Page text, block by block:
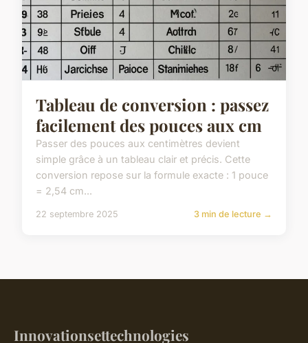
Tableau de conversion : passez
facilement des pouces aux cm
Passer des pouces aux centimètres devient
simple grâce à un tableau clair et précis. Cette
conversion repose sur la formule exacte : 1 pouce
= 2,54 cm...
22 septembre 2025 3 min de lecture →
Innovationsettechnologies